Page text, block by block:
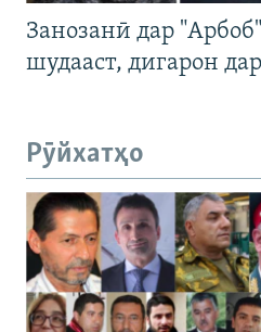
Занозанӣ дар
шудааст, дигарон
Рӯйхатҳо